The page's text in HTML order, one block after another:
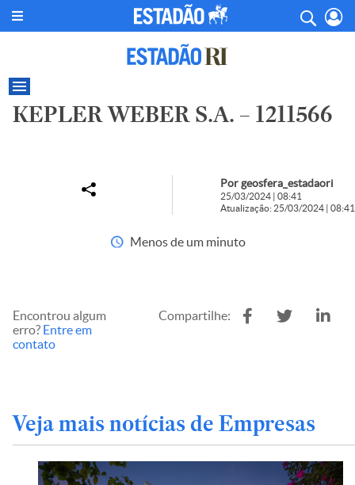
KEPLER WEBER S.A. – 1211566
Por geosfera_estadaori
25/03/2024 | 08:41
Atualização: 25/03/2024 | 08:41
Menos de um minuto
Encontrou algum
erro? Entre em
contato
Compartilhe:
Veja mais notícias de Empresas